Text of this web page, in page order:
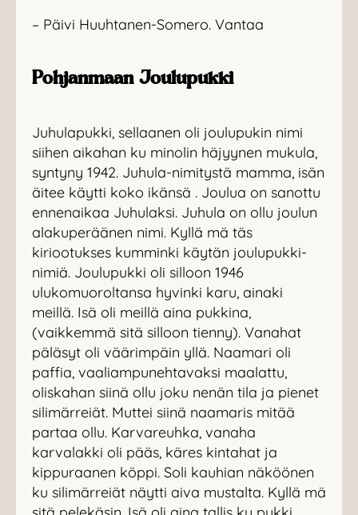
– Päivi Huuhtanen-Somero. Vantaa
Pohjanmaan Joulupukki
Juhulapukki, sellaanen oli joulupukin nimi
siihen aikahan ku minolin häjyynen mukula,
syntyny 1942. Juhula-nimitystä mamma, isän
äitee käytti koko ikänsä . Joulua on sanottu
ennenaikaa Juhulaksi. Juhula on ollu joulun
alakuperäänen nimi. Kyllä mä täs
kiriootukses kumminki käytän joulupukki-
nimiä. Joulupukki oli silloon 1946
ulukomuoroltansa hyvinki karu, ainaki
meillä. Isä oli meillä aina pukkina,
(vaikkemmä sitä silloon tienny). Vanahat
päläsyt oli väärimpäin yllä. Naamari oli
paffia, vaaliampunehtavaksi maalattu,
oliskahan siinä ollu joku nenän tila ja pienet
silimärreiät. Muttei siinä naamaris mitää
partaa ollu. Karvareuhka, vanaha
karvalakki oli pääs, käres kintahat ja
kippuraanen köppi. Soli kauhian näköönen
ku silimärreiät näytti aiva mustalta. Kyllä mä